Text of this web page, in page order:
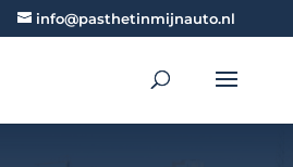
info@pasthetinmijnauto.nl